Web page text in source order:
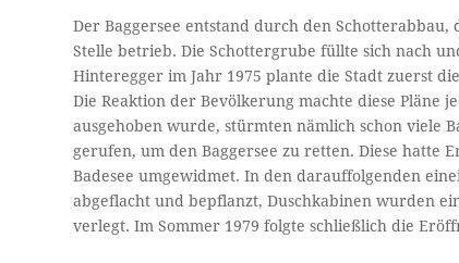
Der Baggersee entstand durch den
Stelle betrieb. Die Schottergrube füllte sich nach
Hinteregger im Jahr 1975 plante die Stadt zuerst
Die Reaktion der Bevölkerung machte diese Pläne
ausgehoben wurde, stürmten nämlich schon viele
gerufen, um den Baggersee zu retten. Diese hatte
Badesee umgewidmet. In den darauffolgenden
abgeflacht und bepflanzt, Duschkabinen wurden
verlegt. Im Sommer 1979 folgte schließlich die